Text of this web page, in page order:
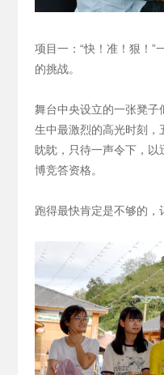
项目一：“快！准！狠！”
的挑战。
舞台中央设立的一张凳子
生中最激烈的高光时刻，
眈眈，只待一声令下，以
博竞答资格。
跑得最快肯定是不够的，